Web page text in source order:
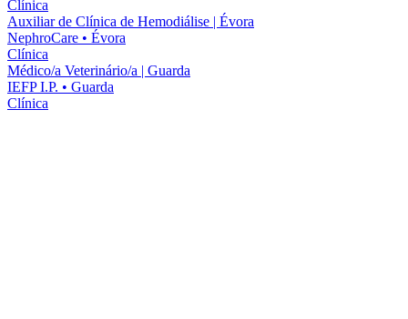
Clínica
Auxiliar de Clínica de Hemodiálise | Évora
NephroCare • Évora
Clínica
Médico/a Veterinário/a | Guarda
IEFP I.P. • Guarda
Clínica